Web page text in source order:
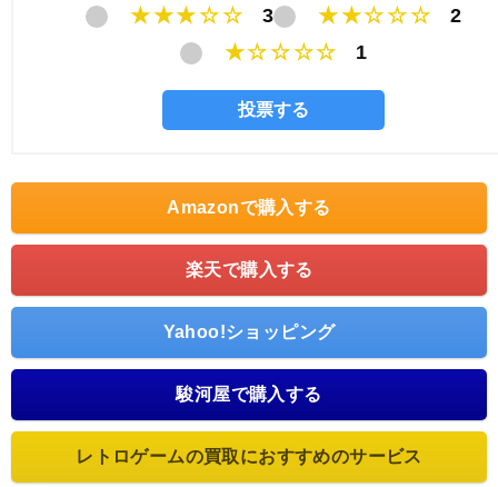
★★★☆☆
3 ★★☆☆☆
2
★☆☆☆☆
1
Amazonで購入する
楽天で購入する
Yahoo!ショッピング
駿河屋で購入する
レトロゲームの買取におすすめのサービス